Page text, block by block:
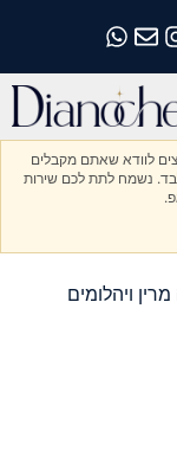
אלינואלינו
התקשרו אלינו
התקשרו אלינו
לוודא שאתם מקבלים
נשמח לתת לכם שירות
ויהלומים